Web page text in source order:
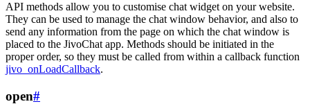
API methods allow you to customise chat widget on your website.
They can be used to manage the chat window behavior, and also to
send any information from the page on which the chat window is
placed to the JivoChat app. Methods should be initiated in the
proper order, so they must be called from within a callback function
jivo_onLoadCallback.
open#